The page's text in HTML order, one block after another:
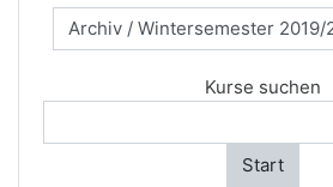
Kurse suchen
Start